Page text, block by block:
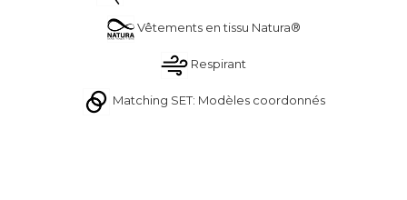
Vêtements en tissu Natura®
Respirant
Matching SET: Modèles coordonnés